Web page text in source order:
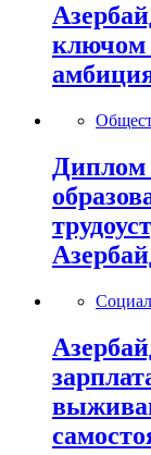
ключом
Диплом